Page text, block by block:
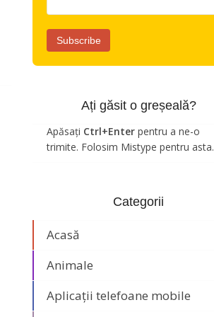
Ați găsit o greșeală?
Apăsați Ctrl+Enter pentru a ne-o
trimite. Folosim Mistype pentru asta.
Categorii
Acasă
Animale
Aplicații telefoane mobile